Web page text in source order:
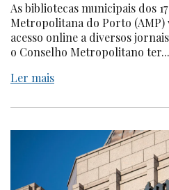
As bibliotecas municipais dos
Metropolitana do Porto (AMP)
acesso online a diversos
o Conselho Metropolitano ter...
Ler mais